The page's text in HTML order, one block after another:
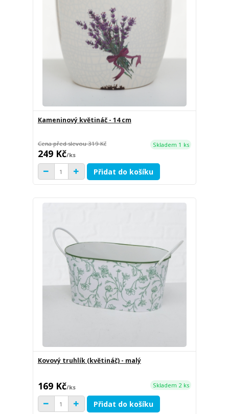
Kameninový květináč - 14 cm
Cena před slevou319 Kč
249 Kč/ks
Skladem 1 ks
Přidat do košíku
Kovový truhlík (květináč) - malý
169 Kč/ks Skladem 2 ks
Přidat do košíku